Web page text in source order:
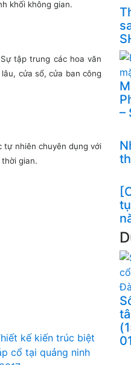
khối không gian.
tập trung các hoa văn
cửa sổ, cửa ban công
tự nhiên chuyên dụng với
gian.
–